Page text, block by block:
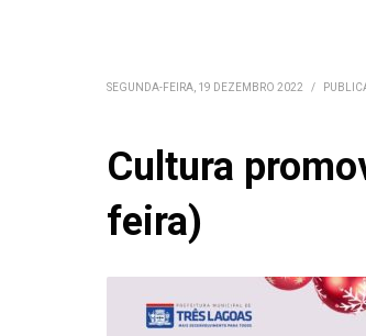
SEGUNDA-FEIRA, 19 DEZEMBRO 2022 /
Cultura
feira)